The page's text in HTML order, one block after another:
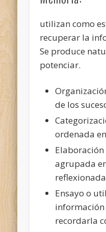
utilizan como
recuperar la
Se produce
potenciar.
de los
ordenada
agrupada
Ensayo o
información
recordarla